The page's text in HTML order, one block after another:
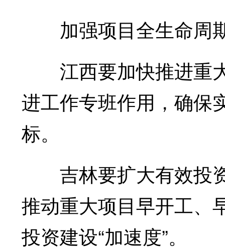
加强项目全生命周
江西要加快推进重
进工作专班作用，确保
标。
吉林要扩大有效投
推动重大项目早开工、
投资建设“加速度”。